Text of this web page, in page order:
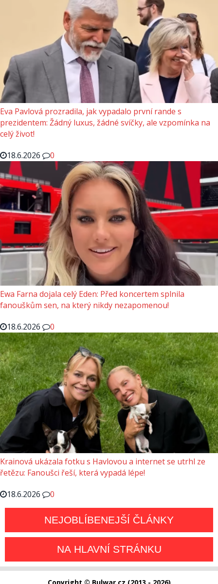
Eva Pavlová prozradila, jak vypadalo první rande s
prezidentem: Žádný luxus, žádné svíčky, ale vzpomínka na
celý život!
18.6.2026
0
Ewa Farna dojala celý Eden: Před koncertem splnila
fanouškům sen, na který nikdy nezapomenou!
18.6.2026
0
Krainová ukázala fotku s Havlovou a internet se utrhl ze
řetězu: Fanoušci řeší, která vypadá lépe!
18.6.2026
0
NEJOBLÍBENEJŠÍ ČLÁNKY
NA HLAVNÍ STRÁNKU